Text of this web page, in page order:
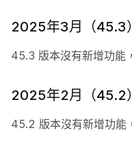
2025年3月（45.3）
45.3 版本沒有新增功能
2025年2月（45.2）
45.2 版本沒有新增功能